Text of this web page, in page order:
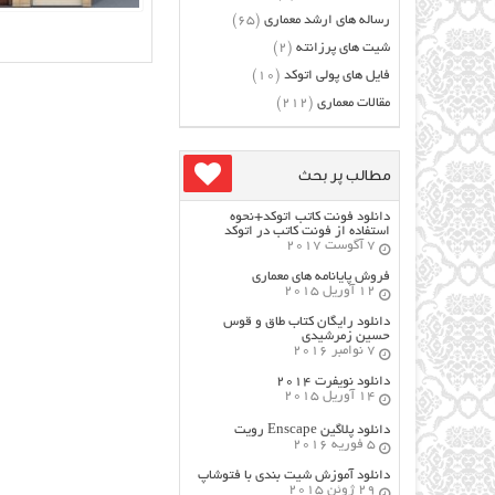
رساله های ارشد معماری (65)
شیت های پرزانته (2)
فایل های پولی اتوکد (10)
مقالات معماری (212)
مطالب پر بحث
دانلود فونت کاتب اتوکد+نحوه
استفاده از فونت کاتب در اتوکد
7 آگوست 2017
فروش پایانامه های معماری
12 آوریل 2015
دانلود رایگان کتاب طاق و قوس
حسین زمرشیدی
7 نوامبر 2016
دانلود نویفرت ۲۰۱۴
14 آوریل 2015
دانلود پلاگین Enscape رویت
5 فوریه 2016
دانلود آموزش شیت بندی با فتوشاپ
29 ژوئن 2015